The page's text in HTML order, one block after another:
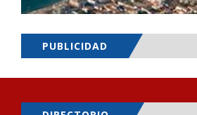
PUBLICIDAD